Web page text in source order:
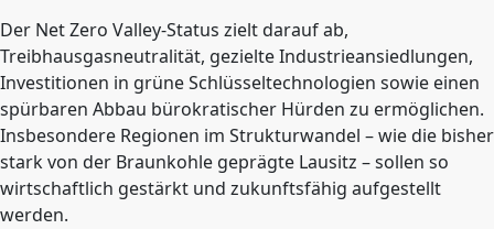
Der Net Zero Valley-Status zielt darauf ab,
Treibhausgasneutralität, gezielte Industrieansiedlungen,
Investitionen in grüne Schlüsseltechnologien sowie einen
spürbaren Abbau bürokratischer Hürden zu ermöglichen.
Insbesondere Regionen im Strukturwandel – wie die bisher
stark von der Braunkohle geprägte Lausitz – sollen so
wirtschaftlich gestärkt und zukunftsfähig aufgestellt
werden.